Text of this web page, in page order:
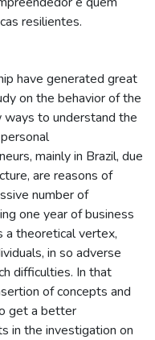
resilientes.
have generated great
on the behavior of the
ways to understand the
mainly in Brazil, due
are reasons of
number of
one year of business
a theoretical vertex,
in so adverse
difficulties. In that
of concepts and
get a better
in the investigation on